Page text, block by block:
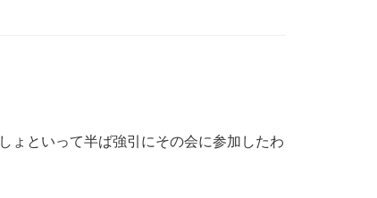
ょといって半ば強引にその会に参加したわ